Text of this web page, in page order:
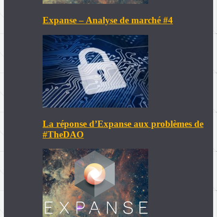
Expanse – Analyse de marché #4
La réponse d’Expanse aux problèmes de
#TheDAO